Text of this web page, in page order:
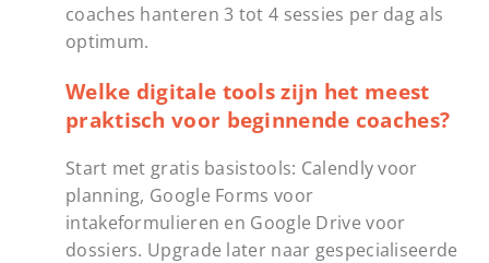
coaches hanteren 3 tot 4 sessies per dag als
optimum.
Welke digitale tools zijn het meest
praktisch voor beginnende coaches?
Start met gratis basistools: Calendly voor
planning, Google Forms voor
intakeformulieren en Google Drive voor
dossiers. Upgrade later naar gespecialiseerde